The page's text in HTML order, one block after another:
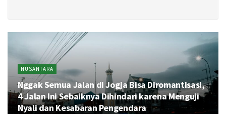
NUSANTARA
Nggak Semua Jalan di Jogja Bisa Diromantisasi,
4 Jalan Ini Sebaiknya Dihindari karena Menguji
Nyali dan Kesabaran Pengendara